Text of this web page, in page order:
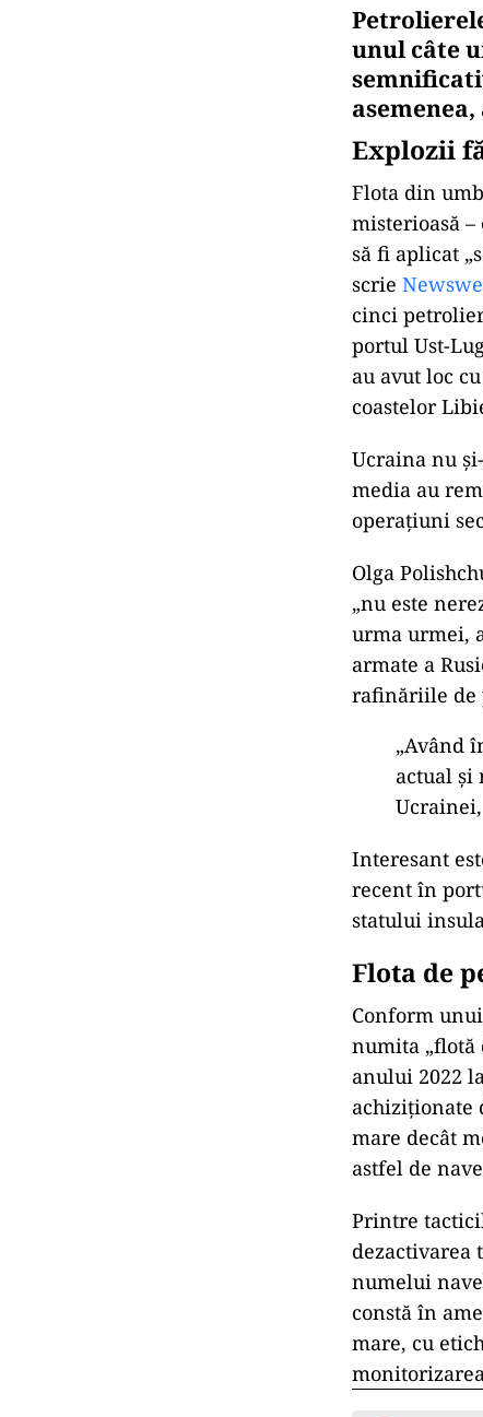
unul câte
Explozii
Flota din
misterioasă
să fi aplicat
scrie
cinci
portul Ust-
au avut loc
coastelor
Ucraina nu
media au
operațiuni
Olga
„nu este
urma urmei,
armate a
rafinăriile de
„Având
actual și
Interesant
recent în
statului
Flota de
Conform
numita „flotă
anului 2022
achiziționate
mare decât
astfel de
Printre
dezactivarea
numelui
constă în
mare, cu